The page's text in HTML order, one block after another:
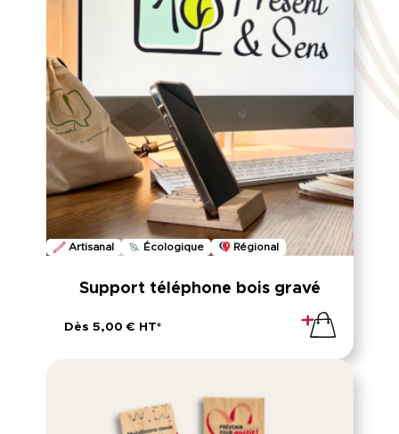
Artisanal Écologique Régional
Support téléphone bois gravé
Dès 5,00 € HT*